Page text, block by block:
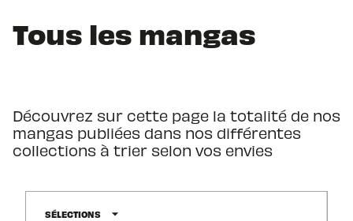
Tous les mangas
Découvrez sur cette page la totalité de nos
mangas publiées dans nos différentes
collections à trier selon vos envies
SÉLECTIONS arrow_drop_down